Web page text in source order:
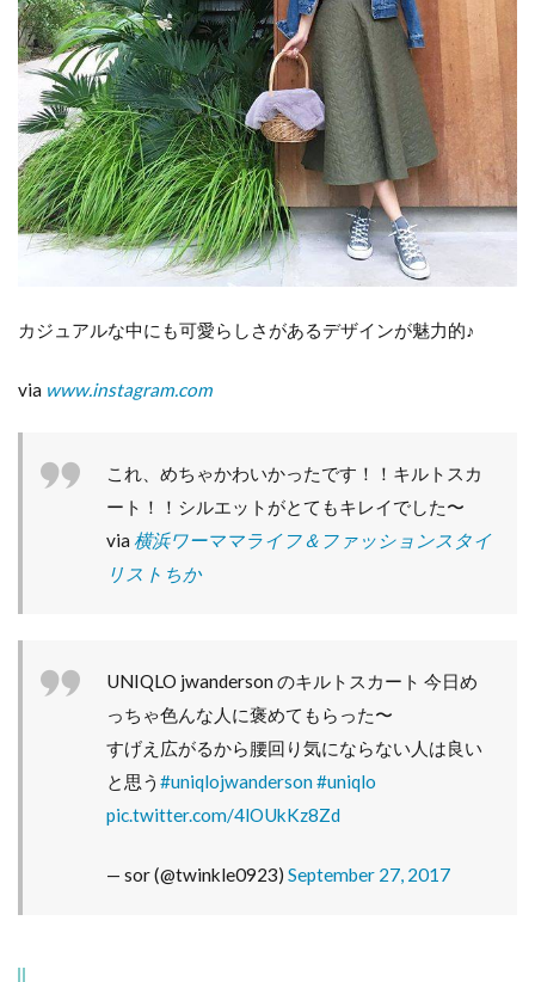
カジュアルな中にも可愛らしさがあるデザインが魅力的♪
via www.instagram.com
これ、めちゃかわいかったです！！キルトスカ
ート！！シルエットがとてもキレイでした〜
via横浜ワーママライフ＆ファッションスタイ
リストちか
UNIQLO jwanderson のキルトスカート 今日め
っちゃ色んな人に褒めてもらった〜
すげえ広がるから腰回り気にならない人は良い
と思う #uniqlojwanderson#uniqlo
pic.twitter.com/4lOUkKz8Zd
— sor (@twinkle0923) September 27, 2017